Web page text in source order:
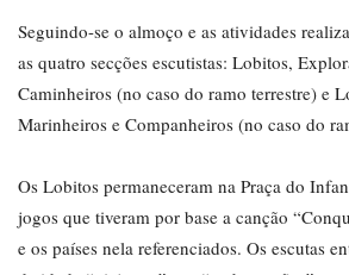
Seguindo-se o almoço e as atividades
as quatro secções escutistas: Lobitos,
Caminheiros (no caso do ramo terrestre) e
Marinheiros e Companheiros (no caso do
Os Lobitos permaneceram na Praça do
jogos que tiveram por base a canção
e os países nela referenciados. Os escutas